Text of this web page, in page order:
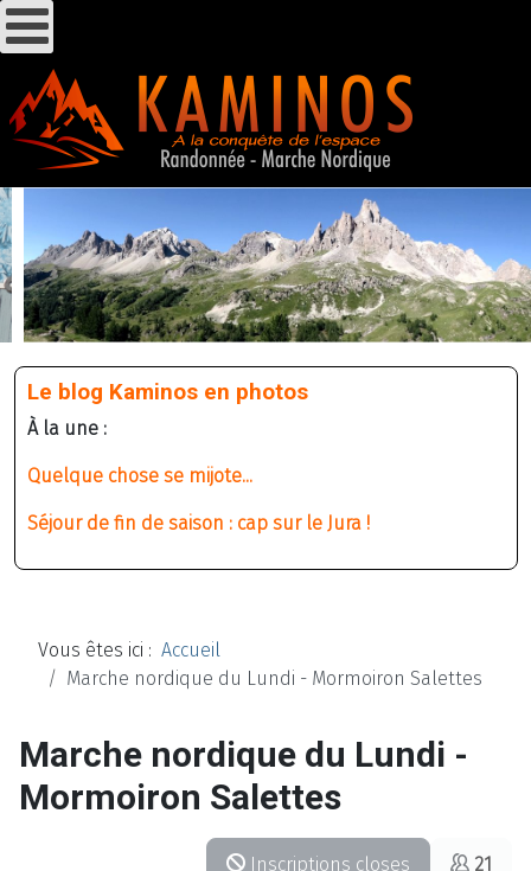
Le blog Kaminos en photos
À la une :
Quelque chose se mijote...
Séjour de fin de saison : cap sur le Jura !
Vous êtes ici : Accueil
Marche nordique du Lundi - Mormoiron Salettes
Marche nordique du Lundi -
Mormoiron Salettes
Inscriptions closes 21